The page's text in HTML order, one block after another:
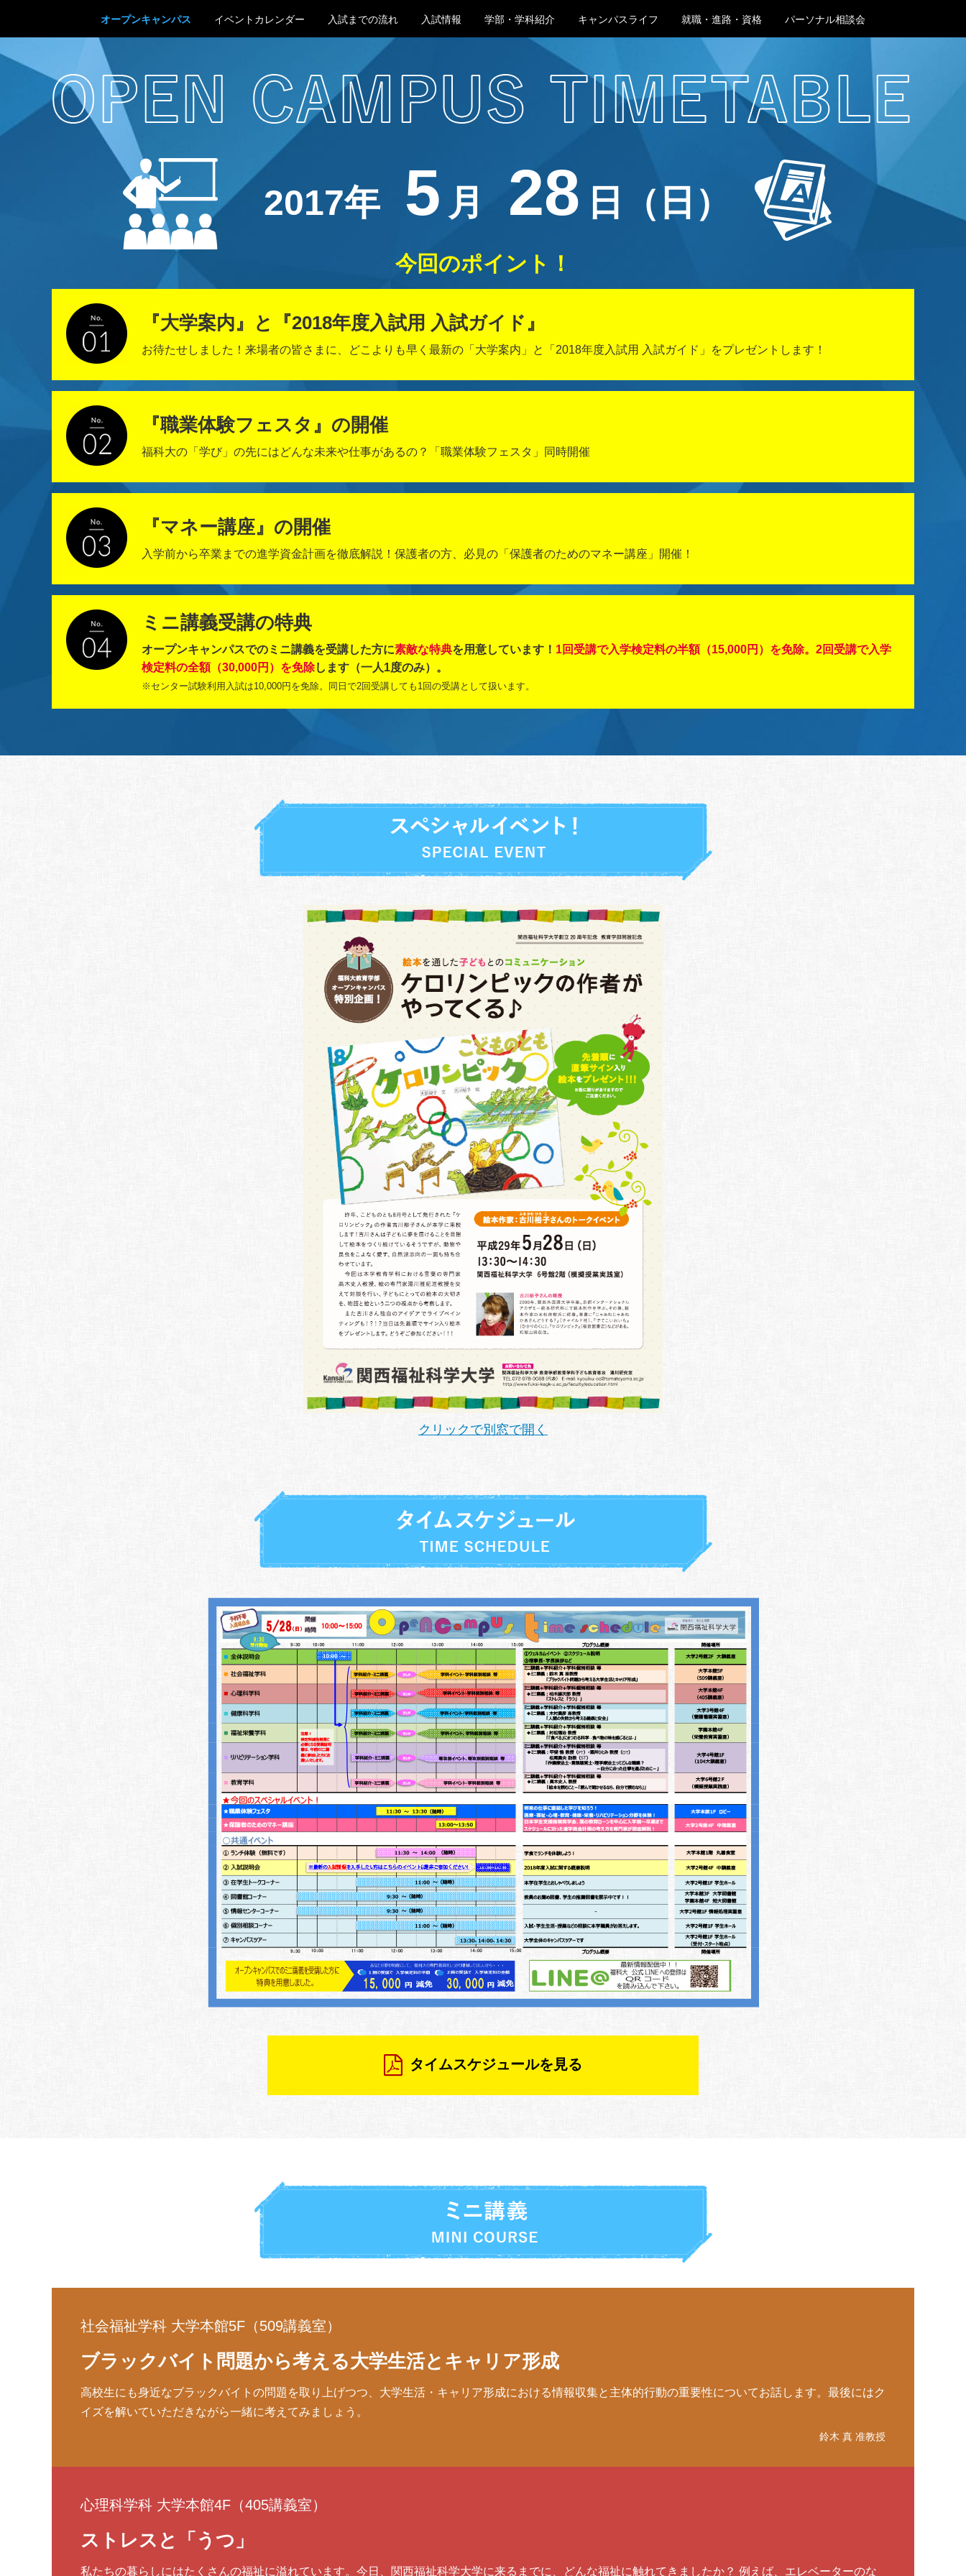
オープンキャンパス イベントカレンダー 入試までの流れ 入試情報 学部・学科紹介 キャンパスライフ 就職・進路・資格 パーソナル相談会
2017年 5 月 28 日（日）
今回のポイント！
『大学案内』と『2018年度入試用 入試ガイド』
お待たせしました！来場者の皆さまに、どこよりも早く最新の「大学案内」と「2018年度入試用 入試ガイド」をプレゼントします！
『職業体験フェスタ』の開催
福科大の「学び」の先にはどんな未来や仕事があるの？「職業体験フェスタ」同時開催
『マネー講座』の開催
入学前から卒業までの進学資金計画を徹底解説！保護者の方、必見の「保護者のためのマネー講座」開催！
ミニ講義受講の特典
オープンキャンパスでのミニ講義を受講した方に素敵な特典を用意しています！ 1回受講で入学検定料の半額（15,000円）を免除。2回受講で入学
検定料の全額（30,000円）を免除します（一人1度のみ）。
※センター試験利用入試は10,000円を免除。同日で2回受講しても1回の受講として扱います。
クリックで別窓で開く
タイムスケジュールを見る
社会福祉学科 大学本館5F（509講義室）
ブラックバイト問題から考える大学生活とキャリア形成
高校生にも身近なブラックバイトの問題を取り上げつつ、大学生活・キャリア形成における情報収集と主体的行動の重要性についてお話します。最後にはク
イズを解いていただきながら一緒に考えてみましょう。
鈴木 真 准教授
心理科学科 大学本館4F（405講義室）
ストレスと「うつ」
私たちの暮らしにはたくさんの福祉に溢れています。今日、関西福祉科学大学に来るまでに、どんな福祉に触れてきましたか？ 例えば、エレベーターのな